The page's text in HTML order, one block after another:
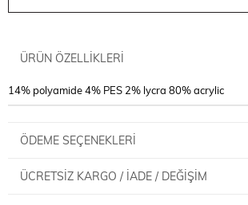
ÜRÜN ÖZELLIKLERI
14% polyamide 4% PES 2% lycra 80% acrylic
ÖDEME SEÇENEKLERI
ÜCRETSIZ KARGO / İADE / DEĞIŞIM